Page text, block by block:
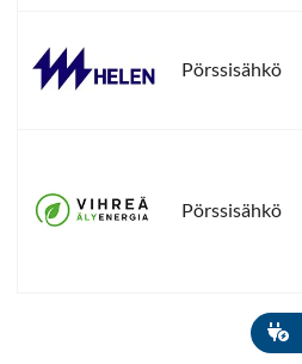
Pörssisähkö
Pörssisähkö